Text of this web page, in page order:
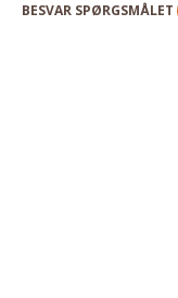
BESVAR SPØRGSMÅLET